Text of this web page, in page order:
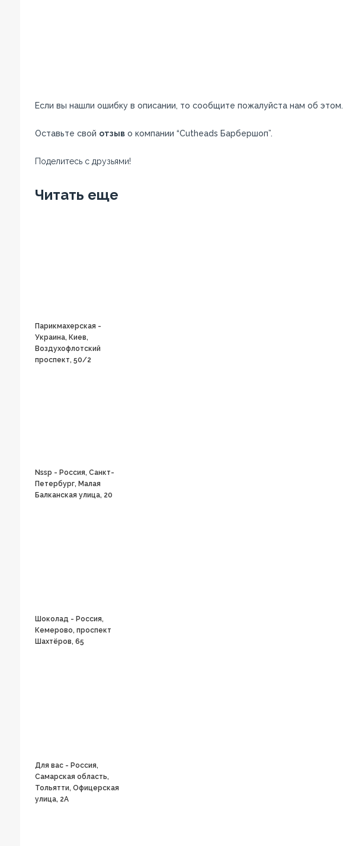
Если вы нашли ошибку в описании, то сообщите пожалуйста нам об этом.
Оставьте свой отзыво компании “Cutheads Барбершоп”.
Поделитесь с друзьями!
Читать еще
Парикмахерская -
Украина, Киев,
Воздухофлотский
проспект, 50/2
Nssp - Россия, Санкт-
Петербург, Малая
Балканская улица, 20
Шоколад - Россия,
Кемерово, проспект
Шахтёров, 65
Для вас - Россия,
Самарская область,
Тольятти, Офицерская
улица, 2А